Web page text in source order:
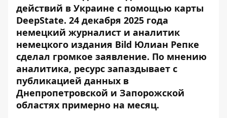
действий в Украине с помощью карты
DeepState. 24 декабря 2025 года
немецкий журналист и аналитик
немецкого издания Bild Юлиан Репке
сделал громкое заявление. По мнению
аналитика, ресурс запаздывает с
публикацией данных в
Днепропетровской и Запорожской
областях примерно на месяц.